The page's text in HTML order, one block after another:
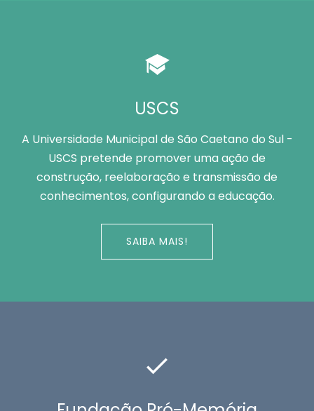
USCS
A Universidade Municipal de São Caetano do Sul -
USCS pretende promover uma ação de
construção, reelaboração e transmissão de
conhecimentos, configurando a educação.
SAIBA MAIS!